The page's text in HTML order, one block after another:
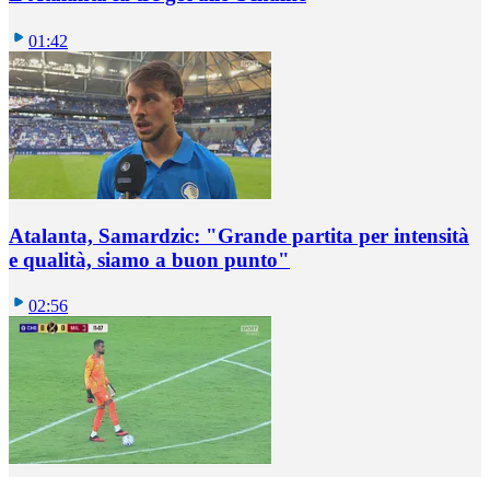
01:42
Atalanta, Samardzic: "Grande partita per intensità
e qualità, siamo a buon punto"
02:56